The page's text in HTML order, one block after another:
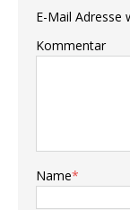
E-Mail Adresse
Kommentar
Name*